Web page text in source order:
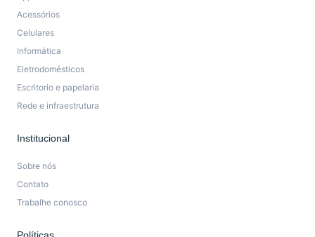
Acessórios
Celulares
Informática
Eletrodomésticos
Escritorio e papelaria
Rede e infraestrutura
Institucional
Sobre nós
Contato
Trabalhe conosco
Políticas